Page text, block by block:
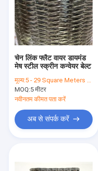
चेन लिंक फ्लैट वायर डायमंड
मेष स्टील स्क्रीन कन्वेयर बेल्ट
मूल्य:5 - 29 Square Meters $30.20, 30 - 299 Square Meters $28.90, >=300 Square Meters $26.30
MOQ:5 मीटर
नवीनतम कीमत पता करें
अब से संपर्क करें